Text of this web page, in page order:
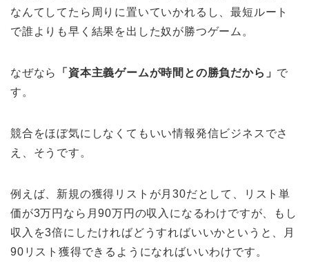
なんてしてたら周りに置いていかれるし、最短ルート
で誰よりも早く結果を出した奴が勝つゲーム。
なぜなら 「資本主義ゲームが時間との勝負だから」 で
す。
競合をほぼ気にしなくてもいい情報発信ビジネスでさ
え、そうです。
例えば、新規の獲得リストが月30だとして、リスト単
価が3万円なら月90万円の収入になるわけですが、もし
収入を3倍にしたければどうすればいいかというと、月
90リスト獲得できるようになればいいわけです。